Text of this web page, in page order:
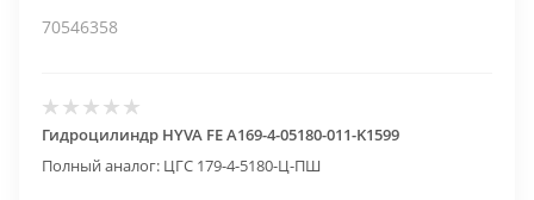
70546358
Гидроцилиндр HYVA FE A169-4-05180-011-K1599
Полный аналог: ЦГС 179-4-5180-Ц-ПШ